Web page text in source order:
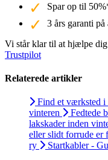
Spar op til
3 års garanti på
Vi står klar til at hjælpe
Trustpilot
Relaterede artikler
Find et værksted i
vinteren
Fedtede
lakskader inden
eller slidt forrude er
ry
Startkabler -